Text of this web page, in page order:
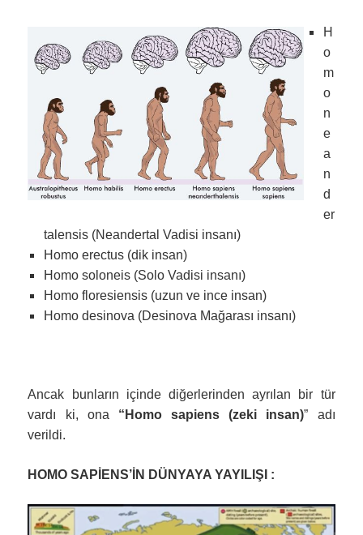
H
o
m
o
n
e
a
n
d
er
talensis (Neandertal Vadisi insanı)
Homo erectus (dik insan)
Homo soloneis (Solo Vadisi insanı)
Homo floresiensis (uzun ve ince insan)
Homo desinova (Desinova Mağarası insanı)
Ancak bunların içinde diğerlerinden ayrılan bir tür
vardı ki, ona “Homo sapiens (zeki insan)” adı
verildi.
HOMO SAPİENS’İN DÜNYAYA YAYILIŞI :